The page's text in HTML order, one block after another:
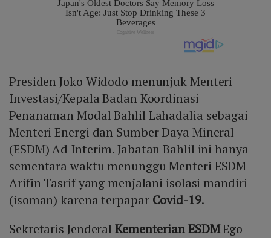
Presiden Joko Widodo menunjuk Menteri
Investasi/Kepala Badan Koordinasi
Penanaman Modal Bahlil Lahadalia sebagai
Menteri Energi dan Sumber Daya Mineral
(ESDM) Ad Interim. Jabatan Bahlil ini hanya
sementara waktu menunggu Menteri ESDM
Arifin Tasrif yang menjalani isolasi mandiri
(isoman) karena terpapar Covid-19.
Sekretaris Jenderal Kementerian ESDMEgo